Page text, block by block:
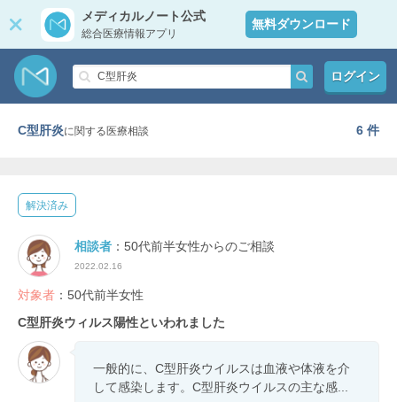
メディカルノート公式
総合医療情報アプリ
無料ダウンロード
ログイン
C型肝炎に関する医療相談 6 件
解決済み
相談者 ：50代前半女性からのご相談
2022.02.16
対象者 ：50代前半女性
C型肝炎ウィルス陽性といわれました
一般的に、C型肝炎ウイルスは血液や体液を介
して感染します。C型肝炎ウイルスの主な感...